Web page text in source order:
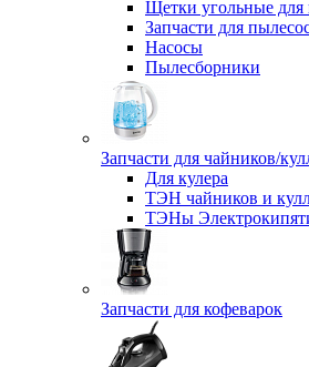
Щетки угольные для
Запчасти для
Насосы
Пылесборники
Запчасти для чайников/
Для кулера
ТЭН чайников и
ТЭНы
Запчасти для кофеварок